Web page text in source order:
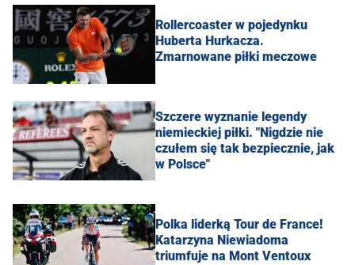
Rollercoaster w pojedynku
Huberta Hurkacza.
Zmarnowane piłki meczowe
Szczere wyznanie legendy
niemieckiej piłki. "Nigdzie nie
czułem się tak bezpiecznie, jak
w Polsce"
Polka liderką Tour de France!
Katarzyna Niewiadoma
triumfuje na Mont Ventoux